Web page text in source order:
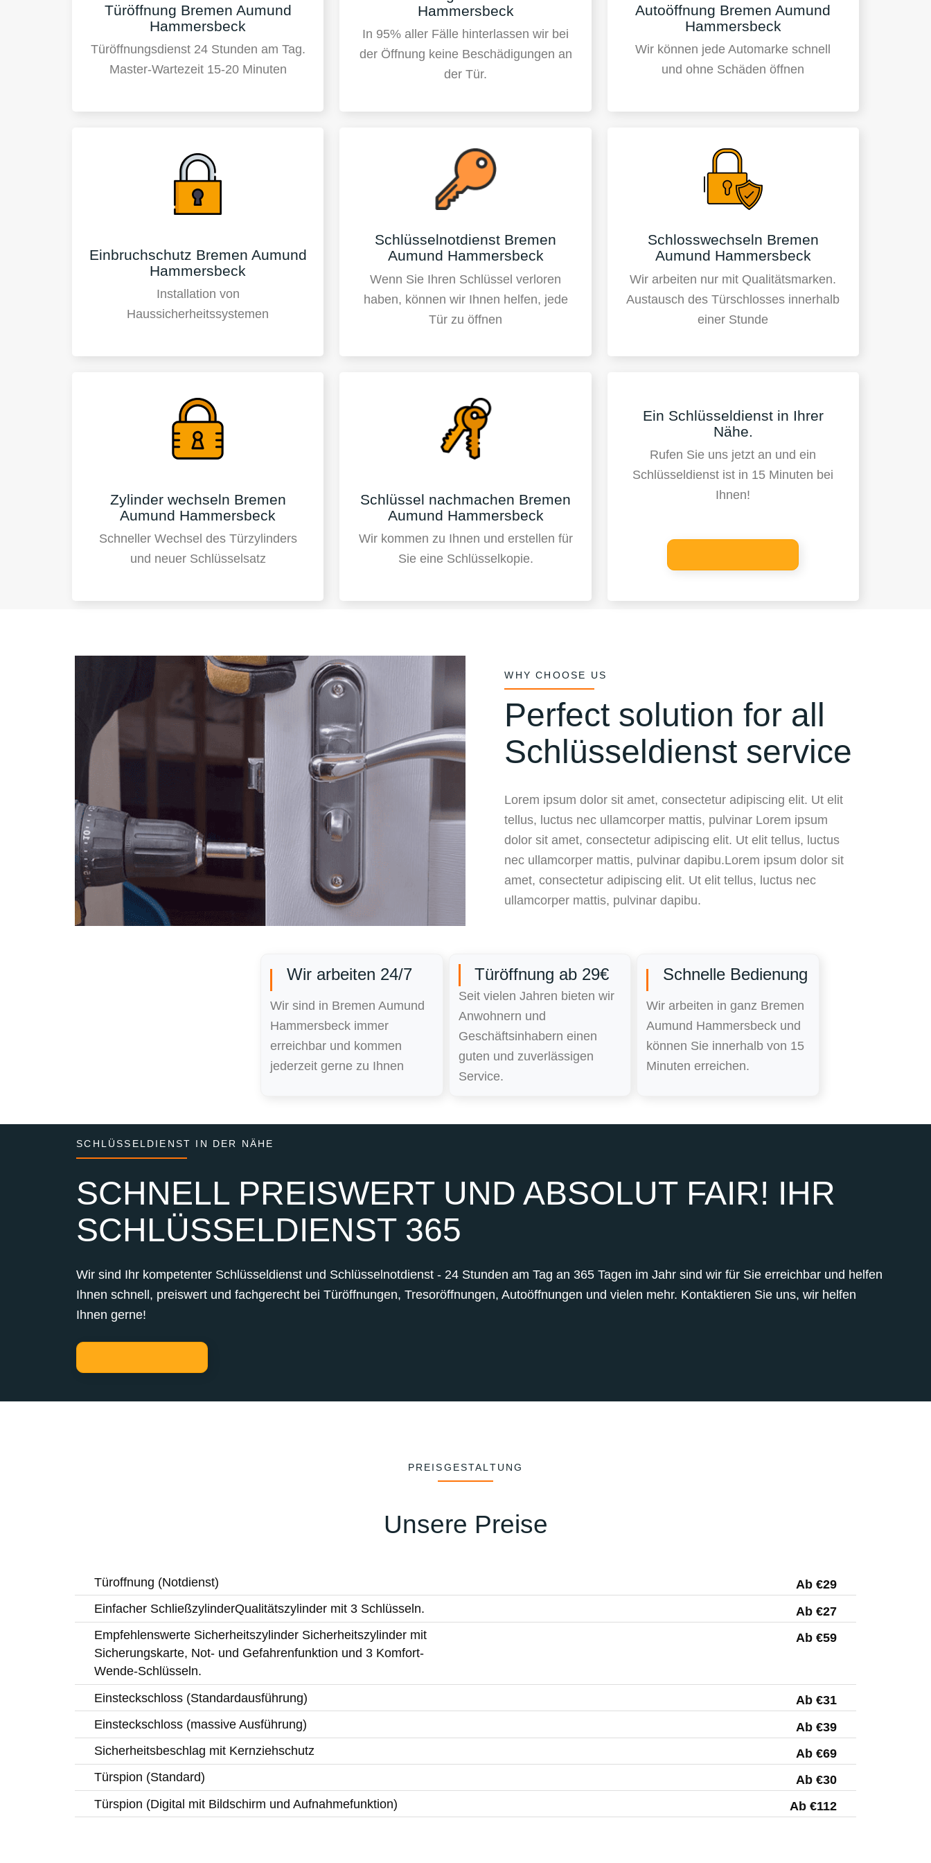
Türöffnung Bremen Aumund
Hammersbeck
Türöffnungsdienst 24 Stunden am Tag.
Master-Wartezeit 15-20 Minuten
Hammersbeck
In 95% aller Fälle hinterlassen wir bei
der Öffnung keine Beschädigungen an
der Tür.
Autoöffnung Bremen Aumund
Hammersbeck
Wir können jede Automarke schnell
und ohne Schäden öffnen
Einbruchschutz Bremen Aumund
Hammersbeck
Installation von
Haussicherheitssystemen
Schlüsselnotdienst Bremen
Aumund Hammersbeck
Wenn Sie Ihren Schlüssel verloren
haben, können wir Ihnen helfen, jede
Tür zu öffnen
Schlosswechseln Bremen
Aumund Hammersbeck
Wir arbeiten nur mit Qualitätsmarken.
Austausch des Türschlosses innerhalb
einer Stunde
Zylinder wechseln Bremen
Aumund Hammersbeck
Schneller Wechsel des Türzylinders
und neuer Schlüsselsatz
Schlüssel nachmachen Bremen
Aumund Hammersbeck
Wir kommen zu Ihnen und erstellen für
Sie eine Schlüsselkopie.
Ein Schlüsseldienst in Ihrer
Nähe.
Rufen Sie uns jetzt an und ein
Schlüsseldienst ist in 15 Minuten bei
Ihnen!
WHY CHOOSE US
Perfect solution for all
Schlüsseldienst service
Lorem ipsum dolor sit amet, consectetur adipiscing elit. Ut elit
tellus, luctus nec ullamcorper mattis, pulvinar Lorem ipsum
dolor sit amet, consectetur adipiscing elit. Ut elit tellus, luctus
nec ullamcorper mattis, pulvinar dapibu.Lorem ipsum dolor sit
amet, consectetur adipiscing elit. Ut elit tellus, luctus nec
ullamcorper mattis, pulvinar dapibu.
Wir arbeiten 24/7
Wir sind in Bremen Aumund
Hammersbeck immer
erreichbar und kommen
jederzeit gerne zu Ihnen
Türöffnung ab 29€
Seit vielen Jahren bieten wir
Anwohnern und
Geschäftsinhabern einen
guten und zuverlässigen
Service.
Schnelle Bedienung
Wir arbeiten in ganz Bremen
Aumund Hammersbeck und
können Sie innerhalb von 15
Minuten erreichen.
SCHLÜSSELDIENST IN DER NÄHE
SCHNELL PREISWERT UND ABSOLUT FAIR! IHR
SCHLÜSSELDIENST 365
Wir sind Ihr kompetenter Schlüsseldienst und Schlüsselnotdienst - 24 Stunden am Tag an 365 Tagen im Jahr sind wir für Sie erreichbar und helfen
Ihnen schnell, preiswert und fachgerecht bei Türöffnungen, Tresoröffnungen, Autoöffnungen und vielen mehr. Kontaktieren Sie uns, wir helfen
Ihnen gerne!
PREISGESTALTUNG
Unsere Preise
Türoffnung (Notdienst)
Ab €29
Einfacher SchließzylinderQualitätszylinder mit 3 Schlüsseln.
Ab €27
Empfehlenswerte Sicherheitszylinder Sicherheitszylinder mit
Sicherungskarte, Not- und Gefahrenfunktion und 3 Komfort-
Wende-Schlüsseln.
Ab €59
Einsteckschloss (Standardausführung)
Ab €31
Einsteckschloss (massive Ausführung)
Ab €39
Sicherheitsbeschlag mit Kernziehschutz
Ab €69
Türspion (Standard)
Ab €30
Türspion (Digital mit Bildschirm und Aufnahmefunktion)
Ab €112